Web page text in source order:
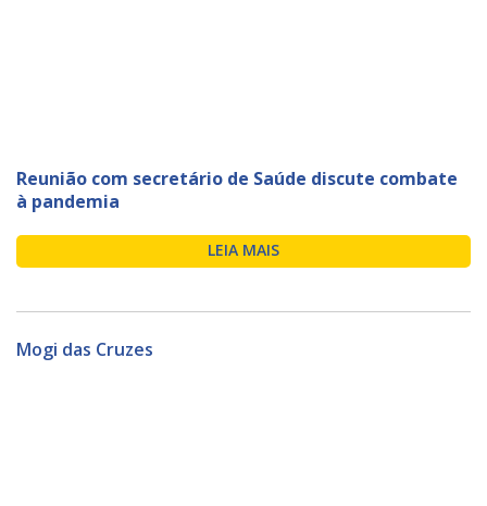
Reunião com secretário de Saúde discute combate
à pandemia
LEIA MAIS
Mogi das Cruzes